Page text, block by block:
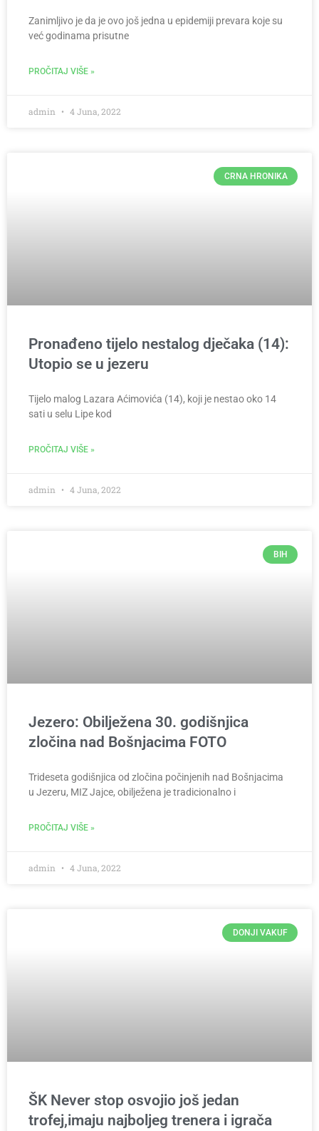
Zanimljivo je da je ovo još jedna u epidemiji prevara koje su
već godinama prisutne
PROČITAJ VIŠE »
admin 4 Juna, 2022
CRNA HRONIKA
Pronađeno tijelo nestalog dječaka (14):
Utopio se u jezeru
Tijelo malog Lazara Aćimovića (14), koji je nestao oko 14
sati u selu Lipe kod
PROČITAJ VIŠE »
admin 4 Juna, 2022
BIH
Jezero: Obilježena 30. godišnjica
zločina nad Bošnjacima FOTO
Trideseta godišnjica od zločina počinjenih nad Bošnjacima
u Jezeru, MIZ Jajce, obilježena je tradicionalno i
PROČITAJ VIŠE »
admin 4 Juna, 2022
DONJI VAKUF
ŠK Never stop osvojio još jedan
trofej,imaju najboljeg trenera i igrača